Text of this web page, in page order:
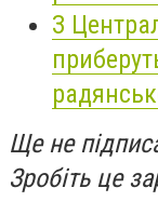
З
Ще не
Зробіть це